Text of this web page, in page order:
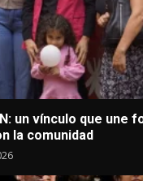
un vínculo que une
la comunidad